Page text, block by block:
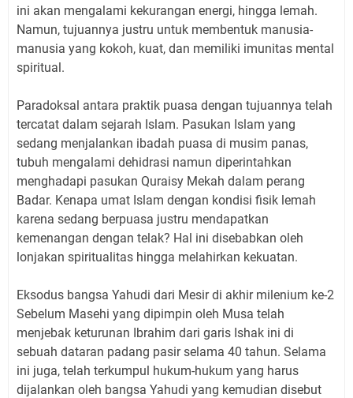
ini akan mengalami kekurangan energi, hingga lemah.
Namun, tujuannya justru untuk membentuk manusia-
manusia yang kokoh, kuat, dan memiliki imunitas mental
spiritual.
Paradoksal antara praktik puasa dengan tujuannya telah
tercatat dalam sejarah Islam. Pasukan Islam yang
sedang menjalankan ibadah puasa di musim panas,
tubuh mengalami dehidrasi namun diperintahkan
menghadapi pasukan Quraisy Mekah dalam perang
Badar. Kenapa umat Islam dengan kondisi fisik lemah
karena sedang berpuasa justru mendapatkan
kemenangan dengan telak? Hal ini disebabkan oleh
lonjakan spiritualitas hingga melahirkan kekuatan.
Eksodus bangsa Yahudi dari Mesir di akhir milenium ke-2
Sebelum Masehi yang dipimpin oleh Musa telah
menjebak keturunan Ibrahim dari garis Ishak ini di
sebuah dataran padang pasir selama 40 tahun. Selama
ini juga, telah terkumpul hukum-hukum yang harus
dijalankan oleh bangsa Yahudi yang kemudian disebut